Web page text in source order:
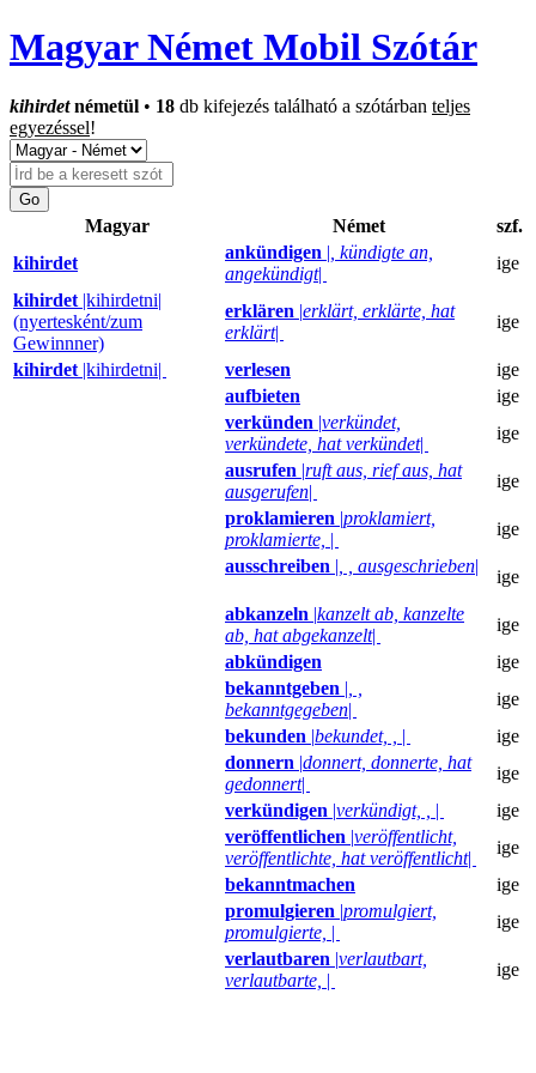
Magyar Német Mobil Szótár
kihirdetnémetül • 18 db kifejezés található a szótárban teljes
egyezéssel!
Magyar Német
szf.
kihirdet
ankündigen | , kündigte an,
angekündigt|
ige
kihirdet |kihirdetni|
(nyertesként/zum
Gewinnner)
erklären |erklärt, erklärte, hat
erklärt|
ige
kihirdet |kihirdetni| verlesen
ige
aufbieten
ige
verkünden |verkündet,
verkündete, hat verkündet|
ige
ausrufen |ruft aus, rief aus, hat
ausgerufen|
ige
proklamieren |proklamiert,
proklamierte, |
ige
ausschreiben | , , ausgeschrieben|
ige
abkanzeln |kanzelt ab, kanzelte
ab, hat abgekanzelt|
ige
abkündigen
ige
bekanntgeben |
bekanntgegeben|
ige
bekunden |bekundet, , |
ige
donnern |donnert, donnerte, hat
gedonnert|
ige
verkündigen |verkündigt, , |
ige
veröffentlichen |veröffentlicht,
veröffentlichte, hat veröffentlicht|
ige
bekanntmachen
ige
promulgieren |promulgiert,
promulgierte, |
ige
verlautbaren |verlautbart,
verlautbarte, |
ige